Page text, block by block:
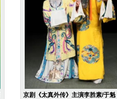
京剧《太真外传》主演李胜素/于魁